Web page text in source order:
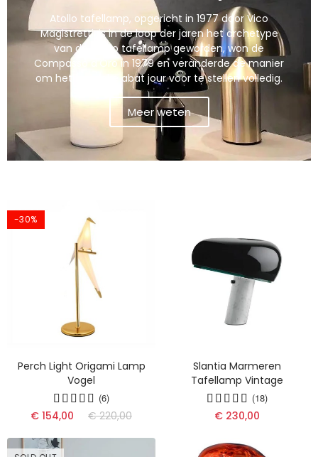
Atollo tafellamp, opgericht in 1977 door Vico
Magistretti, is in de loop der jaren het archetype
van de atollo tafellamp geworden, won de
Compasso d'Oro in 1979 en veranderde de manier
om het klassieke abat jour voor te stellen volledig.
Meer weten
-30%
Perch Light Origami Lamp
Vogel
(6)
€ 154,00 € 220,00
Slantia Marmeren
Tafellamp Vintage
(18)
€ 230,00